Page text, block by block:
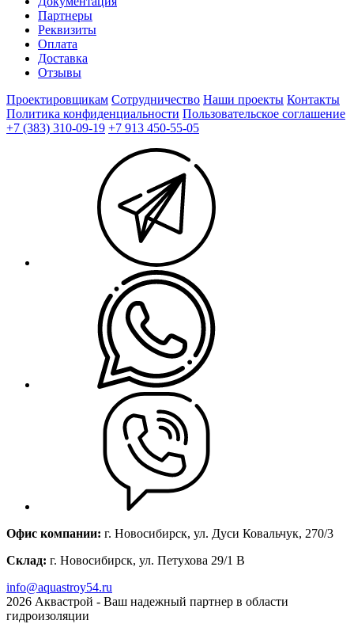
Партнеры
Реквизиты
Оплата
Доставка
Отзывы
Проектировщикам Сотрудничество Наши проекты Контакты
Политика конфиденциальности Пользовательское соглашение
+7 (383) 310-09-19 +7 913 450-55-05
Офис компании: г. Новосибирск, ул. Дуси Ковальчук, 270/3
Склад: г. Новосибирск, ул. Петухова 29/1 В
info@aquastroy54.ru
2026 Аквастрой - Ваш надежный партнер в области
гидроизоляции